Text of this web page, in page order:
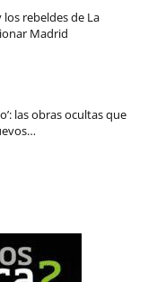
los rebeldes de La
Madrid
las obras ocultas que